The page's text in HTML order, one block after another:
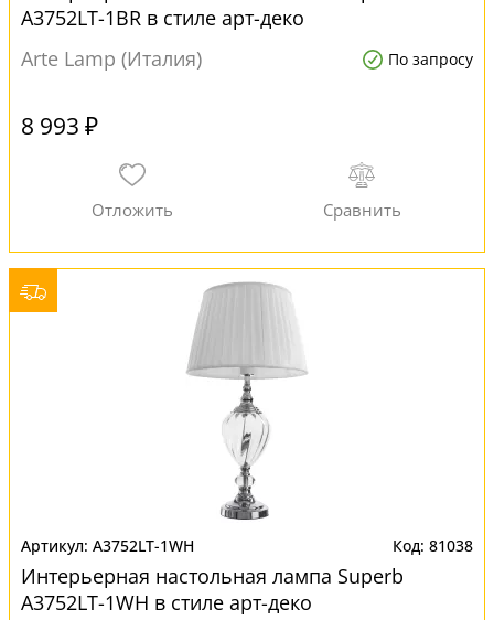
A3752LT-1BR в стиле арт-деко
Arte Lamp (Италия)
По запросу
8 993 ₽
A3752LT-1WH 81038
Интерьерная настольная лампа Superb
A3752LT-1WH в стиле арт-деко